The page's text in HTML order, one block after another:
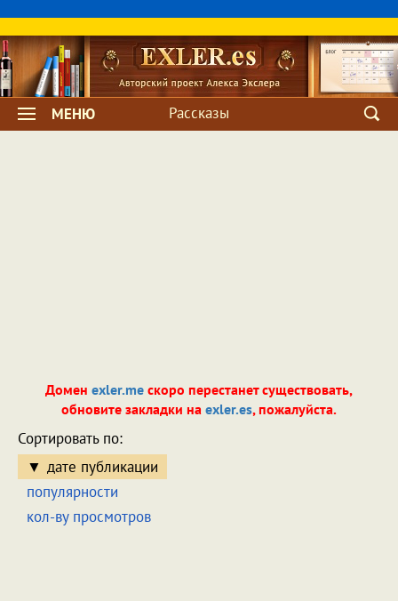
МЕНЮ Рассказы
Домен exler.me скоро перестанет существовать,
обновите закладки на exler.es, пожалуйста.
Сортировать по:
дате публикации
популярности
кол-ву просмотров